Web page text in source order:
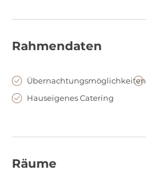
Rahmendaten
Übernachtungsmöglichkeiten
Hauseigenes Catering
Räume